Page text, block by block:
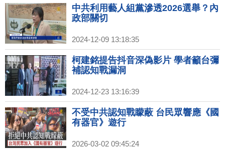
中共利用藝人組黨滲透2026選舉？內
政部關切
2024-12-09 13:18:35
柯建銘提告抖音深偽影片 學者籲台彌
補認知戰漏洞
2024-12-23 13:16:39
不受中共認知戰矇蔽 台民眾響應《國
有器官》遊行
2026-03-02 09:45:24